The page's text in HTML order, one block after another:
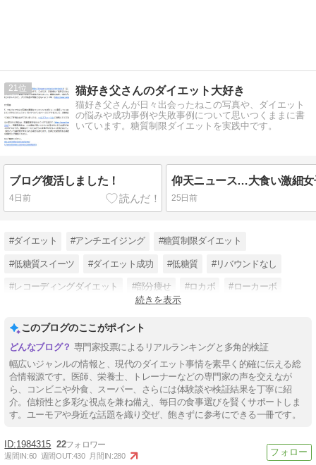
21 猫好き父さんのダイエット大好き
猫好き父さんが日々出会ったねこの写真や、ダイエット
の悩みや成功事例や失敗事例について思いつくままに書
いています。糖質制限ダイエットを実践中です。
ブログ復活しました！
4日前 25日前
#ダイエット #アンチエイジング #糖質制限ダイエット
#低糖質スイーツ #ダイエット成功 #低糖質 #リバウンドなし
#レコーディングダイエット #部分痩せ #ロカボ #ローカーボ
続きを表示
このブログのここがポイント
専門家投票によるリアルランキングと多角的検証
幅広いジャンルの情報と、現代のダイエット事情を素早く的確に伝える総
合情報源です。医師、栄養士、トレーナーなどの専門家の声を交えなが
ら、コンビニや外食、スーパー、さらには体験談や検証結果を丁寧に紹
介。信頼性と多彩な視点を兼ね備え、毎日の食事選びを賢くサポートしま
す。ユーモアや身近な話題を織り交ぜ、飽きずに参考にできる一冊です。
1984315 22
週間IN:60 週間OUT:430 月間IN:280